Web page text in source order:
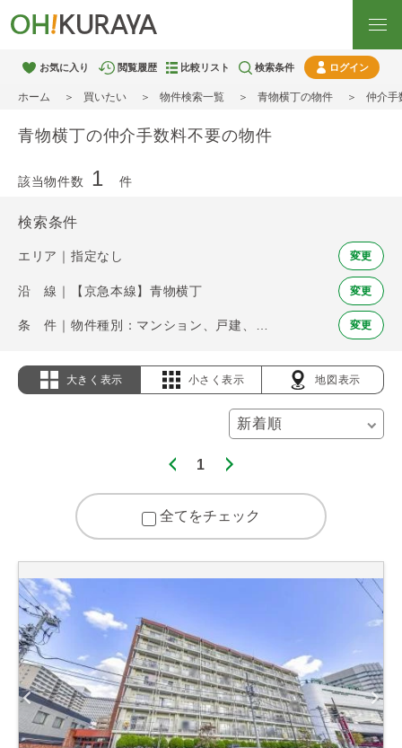
お気に入り 閲覧履歴 比較リスト 検索条件 ログイン
ホーム 買いたい 物件検索一覧 青物横丁の物件 仲介手
青物横丁の仲介手数料不要の物件
該当物件数 1 件
検索条件
エリア｜指定なし 変更
沿 線｜【京急本線】青物横丁 変更
変更
大きく表示 小さく表示 地図表示
1
全てをチェック